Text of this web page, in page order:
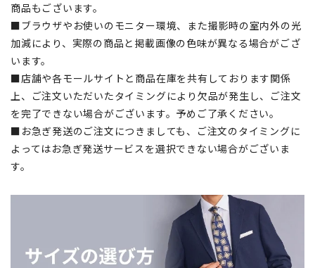
商品もございます。
■ブラウザやお使いのモニター環境、また撮影時の室内外の光
加減により、実際の商品と掲載画像の色味が異なる場合がござ
います。
■店舗や各モールサイトと商品在庫を共有しております関係
上、ご注文いただいたタイミングにより欠品が発生し、ご注文
を完了できない場合がございます。予めご了承ください。
■お急ぎ発送のご注文につきましても、ご注文のタイミングに
よってはお急ぎ発送サービスを選択できない場合がございま
す。